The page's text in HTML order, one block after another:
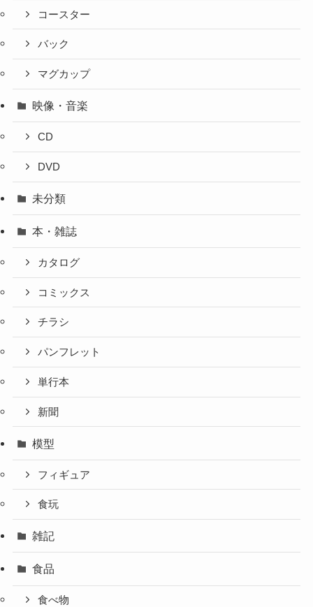
コースター
バック
マグカップ
映像・音楽
CD
DVD
未分類
本・雑誌
カタログ
コミックス
チラシ
パンフレット
単行本
新聞
模型
フィギュア
食玩
雑記
食品
食べ物